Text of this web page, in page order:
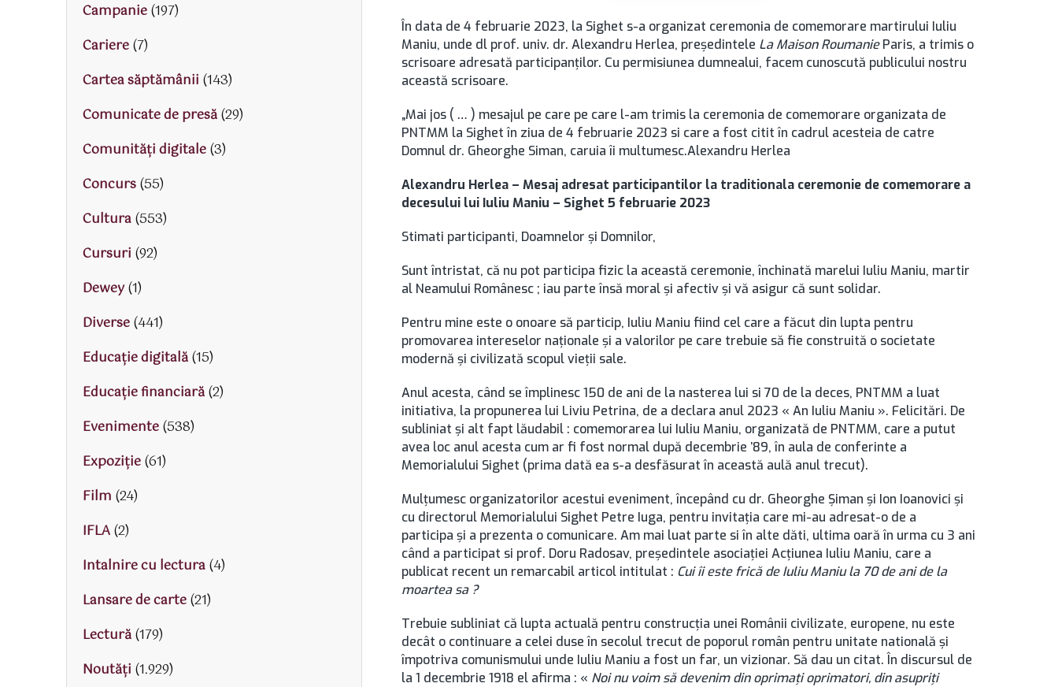
În data de 4 februarie 2023, la Sighet s-a organizat ceremonia de comemorare martirului Iuliu
Maniu, unde dl prof. univ. dr. Alexandru Herlea, preşedintele La Maison RoumanieParis, a trimis o
scrisoare adresată participanţilor. Cu permisiunea dumnealui, facem cunoscută publicului nostru
această scrisoare.
„Mai jos ( … ) mesajul pe care pe care l-am trimis la ceremonia de comemorare organizata de
PNTMM la Sighet în ziua de 4 februarie 2023 si care a fost citit în cadrul acesteia de catre
Domnul dr. Gheorghe Siman, caruia îi multumesc.Alexandru Herlea
Alexandru Herlea – Mesaj adresat participantilor la traditionala ceremonie de comemorare a
decesului lui Iuliu Maniu – Sighet 5 februarie 2023
Stimati participanti, Doamnelor şi Domnilor,
Sunt întristat, că nu pot participa fizic la această ceremonie, închinată marelui Iuliu Maniu, martir
al Neamului Românesc ; iau parte însă moral şi afectiv şi vă asigur că sunt solidar.
Pentru mine este o onoare să particip, Iuliu Maniu fiind cel care a făcut din lupta pentru
promovarea intereselor naţionale şi a valorilor pe care trebuie să fie construită o societate
modernă şi civilizată scopul vieţii sale.
Anul acesta, când se împlinesc 150 de ani de la nasterea lui si 70 de la deces, PNTMM a luat
initiativa, la propunerea lui Liviu Petrina, de a declara anul 2023 « An Iuliu Maniu ». Felicitări. De
subliniat şi alt fapt lăudabil : comemorarea lui Iuliu Maniu, organizată de PNTMM, care a putut
avea loc anul acesta cum ar fi fost normal după decembrie ’89, în aula de conferinte a
Memorialului Sighet (prima dată ea s-a desfăsurat în această aulă anul trecut).
Mulţumesc organizatorilor acestui eveniment, începând cu dr. Gheorghe Şiman şi Ion Ioanovici şi
cu directorul Memorialului Sighet Petre Iuga, pentru invitaţia care mi-au adresat-o de a
participa şi a prezenta o comunicare. Am mai luat parte si în alte dăti, ultima oară în urma cu 3 ani
când a participat si prof. Doru Radosav, preşedintele asociaţiei Acţiunea Iuliu Maniu, care a
publicat recent un remarcabil articol intitulat : Cui îi este frică de Iuliu Maniu la 70 de ani de la
moartea sa ?
Trebuie subliniat că lupta actuală pentru construcţia unei Românii civilizate, europene, nu este
decât o continuare a celei duse în secolul trecut de poporul român pentru unitate natională şi
împotriva comunismului unde Iuliu Maniu a fost un far, un vizionar. Să dau un citat. În discursul de
la 1 decembrie 1918 el afirma : « Noinuvoim să devenim din oprimaţi oprimatori, dinasupriţi
Campanie(197)
Cariere(7)
Cartea săptămânii (143)
Comunicate de presă(29)
Comunități digitale(3)
Concurs(55)
Cultura(553)
Cursuri (92)
Dewey(1)
Diverse(441)
Educaţie digitală(15)
Educaţie financiară(2)
Evenimente(538)
Expoziție(61)
Film (24)
IFLA(2)
Intalnire cu lectura(4)
Lansare de carte(21)
Lectură(179)
Noutăți (1.929)